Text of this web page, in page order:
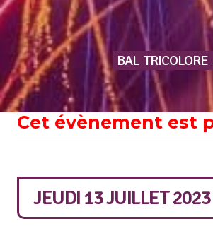
BAL TRICOLORE
Cet évènement est
JEUDI 13 JUILLET